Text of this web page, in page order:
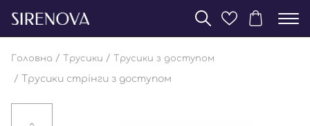
Головна / Трусики / Трусики з доступом
/ Трусики стрінги з доступом